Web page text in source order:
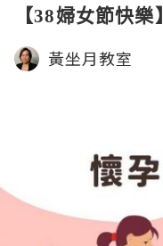
【38婦女節快樂】
黃坐月教室